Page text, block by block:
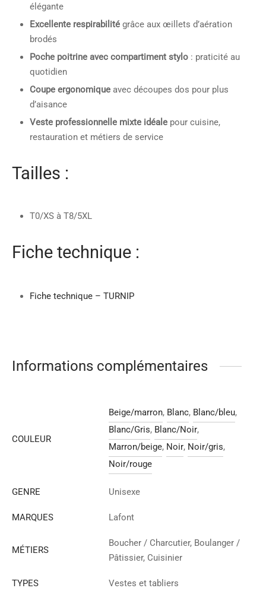
élégante
Excellente respirabilité grâce aux œillets d’aération
brodés
Poche poitrine avec compartiment stylo : praticité au
quotidien
Coupe ergonomique avec découpes dos pour plus
d’aisance
Veste professionnelle mixte idéale pour cuisine,
restauration et métiers de service
Tailles :
T0/XS à T8/5XL
Fiche technique :
Fiche technique – TURNIP
Informations complémentaires
COULEUR
Beige/marron, Blanc, Blanc/bleu,
Blanc/Gris, Blanc/Noir,
Marron/beige, Noir, Noir/gris,
Noir/rouge
GENRE Unisexe
MARQUES Lafont
MÉTIERS
Boucher / Charcutier, Boulanger /
Pâtissier, Cuisinier
TYPES Vestes et tabliers